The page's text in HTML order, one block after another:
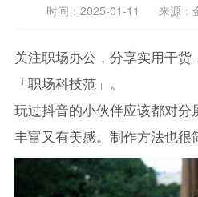
时间：2025-01-11 来源：
关注职场办公，分享实用干
「职场科技范」。
玩过抖音的小伙伴应该都对
丰富又有美感。制作方法也很